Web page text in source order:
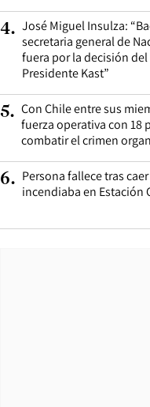
4. José Miguel Insulza:
secretaria general de
fuera por la decisión
Presidente Kast”
5. Con Chile entre sus
fuerza operativa con 18
combatir el crimen
6. Persona fallece tras
incendiaba en Estación